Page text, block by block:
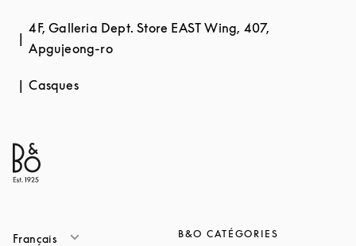
4F, Galleria Dept. Store EAST Wing, 407,
Apgujeong-ro
Casques
Français B&O CATÉGORIES